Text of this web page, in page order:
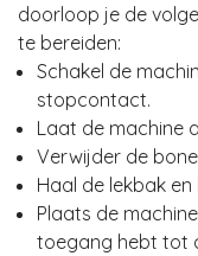
doorloop je de
te bereiden:
Schakel de
stopcontact.
Laat de machine
Verwijder de
Haal de lekbak
Plaats de
toegang hebt tot